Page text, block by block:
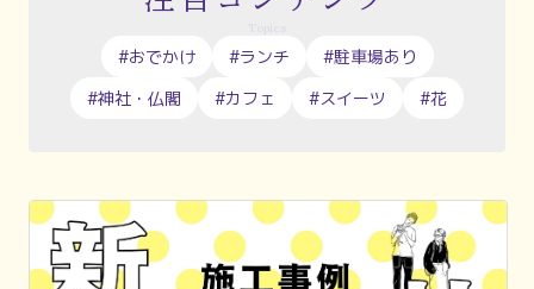
#おでかけ #ランチ
#駐車場あり
#神社・仏閣
#カフェ #スイーツ #花